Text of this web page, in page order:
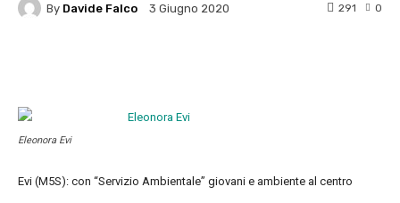
By Davide Falco 3 Giugno 2020 0
291
Eleonora Evi
Evi (M5S): con “Servizio Ambientale” giovani e ambiente al centro